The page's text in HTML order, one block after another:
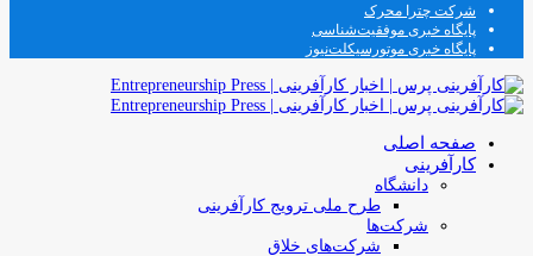
شرکت چترا محرک
پایگاه خبری موفقیت‌شناسی
پایگاه خبری موتورسیکلت‌نیوز
صفحه اصلی
کارآفرینی
دانشگاه
طرح ملی ترویج کارآفرینی
شرکت‌ها
شرکت‌های خلاق